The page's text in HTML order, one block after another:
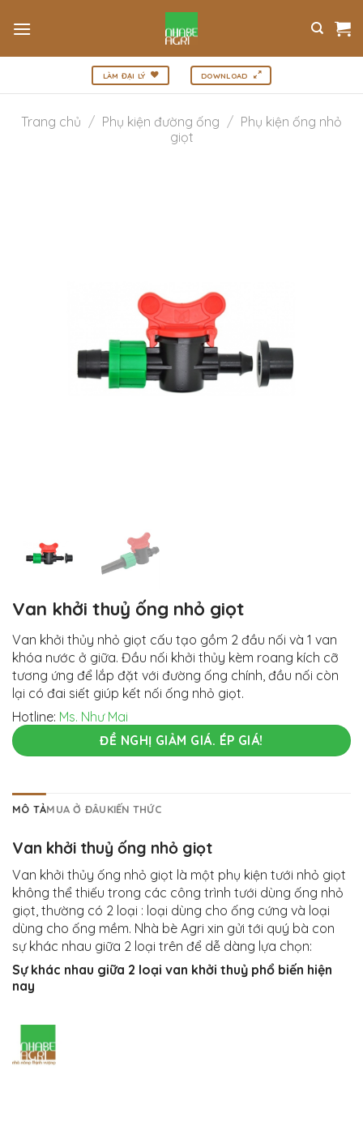
qua
nội
dung
LÀM ĐẠI LÝ DOWNLOAD
Trang chủ / Phụ kiện đường ống / Phụ kiện ống nhỏ
giọt
Van khởi thuỷ ống nhỏ giọt
Van khởi thủy nhỏ giọt cấu tạo gồm 2 đầu nối và 1 van
khóa nước ở giữa. Đầu nối khởi thủy kèm roang kích cỡ
tương ứng để lắp đặt với đường ống chính, đầu nối còn
lại có đai siết giúp kết nối ống nhỏ giọt.
Hotline: Ms. Như Mai
ĐỀ NGHỊ GIẢM GIÁ. ÉP GIÁ!
MÔ TẢMUA Ở ĐÂUKIẾN THỨC
Van khởi thuỷ ống nhỏ giọt
Van khởi thủy ống nhỏ giọt là một phụ kiện tưới nhỏ giọt
không thể thiếu trong các công trình tưới dùng ống nhỏ
giọt, thường có 2 loại : loại dùng cho ống cứng và loại
dùng cho ống mềm. Nhà bè Agri xin gửi tới quý bà con
sự khác nhau giữa 2 loại trên để dễ dàng lựa chọn:
Sự khác nhau giữa 2 loại van khởi thuỷ phổ biến hiện
nay